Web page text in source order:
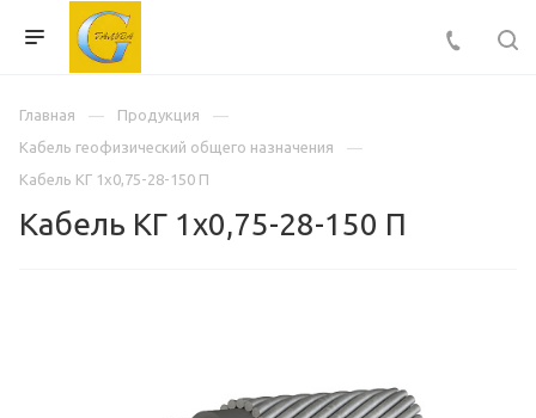
Главная
Продукция
Кабель геофизический общего назначения
Кабель КГ 1х0,75-28-150 П
Кабель КГ 1х0,75-28-150 П